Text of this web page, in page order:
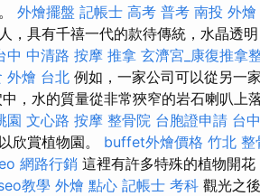
外燴擺盤 記帳士 高考 普考 南投 外燴
，具有千禧一代的款待傳統，水晶透
中 中清路 按摩 推拿 玄濟宮_康復推拿
外燴 台北 例如，一家公司可以從另一
，水的質量從非常狹窄的岩石喇叭上
園 文心路 按摩 整骨院 台胞證申請 台
欣賞植物園。 buffet外燴價格 竹北 整
網路行銷 這裡有許多特殊的植物開
教學 外燴 點心 記帳士 考科 觀光之